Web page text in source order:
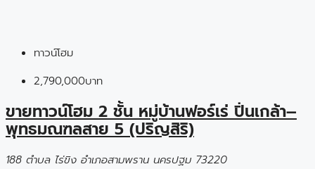
ทาวน์โฮม
2,790,000บาท
ขายทาวน์โฮม 2 ชั้น หมู่บ้านฟอร์เร่ ปิ่นเกล้า–
พุทธมณฑลสาย 5 (ปริญสิริ)
188 ตำบล ไร่ขิง อำเภอสามพราน นครปฐม 73220